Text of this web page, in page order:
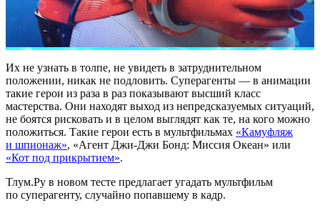
Их не узнать в толпе, не увидеть в затруднительном
положении, никак не подловить. Суперагенты — в анимации
такие герои из раза в раз показывают высший класс
мастерства. Они находят выход из непредсказуемых ситуаций,
не боятся рисковать и в целом выглядят как те, на кого можно
положиться. Такие герои есть в мультфильмах «Камуфляж
и шпионаж», «Агент Джи-Джи Бонд: Миссия Океан» или
«Кот под прикрытием».
Тлум.Ру в новом тесте предлагает угадать мультфильм
по суперагенту, случайно попавшему в кадр.